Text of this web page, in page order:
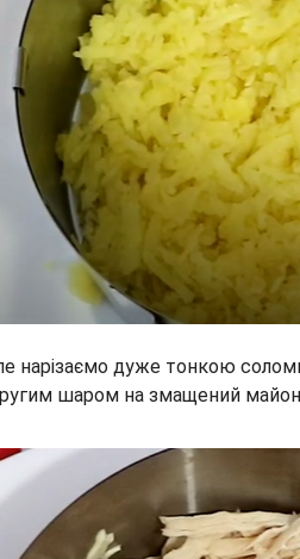
нарізаємо дуже тонкою
шаром на змащений